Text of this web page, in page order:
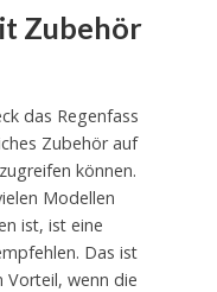
Zubehör
das Regenfass
Zubehör auf
können.
Modellen
ist, ist eine
Das ist
wenn die